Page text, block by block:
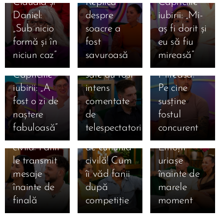
Claudia și
Daniel:
„Sub nicio
formă și în
niciun caz”
Replica
despre
soacre a
fost
savuroasă
Capriciile
iubirii: „Mi-
aș fi dorit și
eu să fiu
mireasă”
mărturisire
emoționantă
despre
Mihai la
Mireasa.
Capriciile
iubirii: „A
fost o zi de
naștere
fabuloasă”
Daniel,
mesaj dur
pentru
Claudia!
Declarațiile
sale au fost
intens
comentate
de
telespectatori
ales
favoriții
pentru
marea
finală
Mireasa!
Pe cine
susține
fostul
concurent
15.07.2026
Amalia și
Sebastian,
la doar o zi
de cununia
civilă! Fanii
le transmit
mesaje
înainte de
finală
15.07.2026
Giulia și
Alexandru,
la un pas
de cununia
civilă! Cum
îi văd fanii
după
competiție
15.07.2026
Ema și
Alan, la o
zi de
cununia
civilă!
Emoții
uriașe
înainte de
marele
moment
15.07.2026
Simona
Gherghe
anunță
ediția
specială de
mâine! Au
15.07.2026
Claudia a
izbucnit în
lacrimi la
Mireasa!
Momentul
15.07.2026
Claudia,
salvată
după ce a
ocupat
locul 3 în
topul